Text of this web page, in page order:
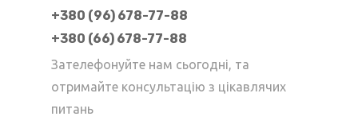
+380 (96) 678-77-88
+380 (66) 678-77-88
Зателефонуйте нам сьогодні, та
отримайте консультацію з цікавлячих
питань